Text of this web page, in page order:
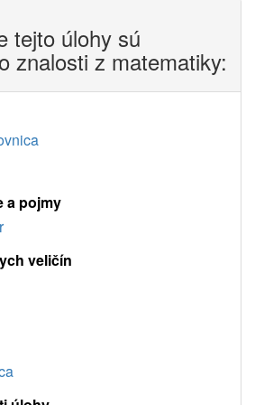
tejto úlohy sú
znalosti z matematiky:
a pojmy
veličín